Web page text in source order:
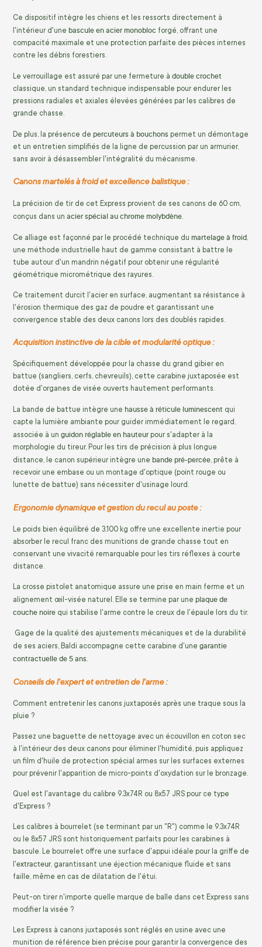
Ce dispositif intègre les chiens et les ressorts directement à
l'intérieur d'une bascule en acier monobloc forgé, offrant une
compacité maximale et une protection parfaite des pièces internes
contre les débris forestiers.
Le verrouillage est assuré par une fermeture à double crochet
classique, un standard technique indispensable pour endurer les
pressions radiales et axiales élevées générées par les calibres de
grande chasse.
De plus, la présence de percuteurs à bouchons permet un démontage
et un entretien simplifiés de la ligne de percussion par un armurier,
sans avoir à désassembler l'intégralité du mécanisme.
Canons martelés à froid et excellence balistique :
La précision de tir de cet Express provient de ses canons de 60 cm,
conçus dans un acier spécial au chrome molybdène
Ce alliage est façonné par le procédé technique du martelage à froid
une méthode industrielle haut de gamme consistant à battre le
tube autour d'un mandrin négatif pour obtenir une régularité
géométrique micrométrique des rayures.
Ce traitement durcit l'acier en surface, augmentant sa résistance à
l'érosion thermique des gaz de poudre et garantissant une
convergence stable des deux canons lors des doublés rapides.
Acquisition instinctive de la cible et modularité optique :
Spécifiquement développée pour la chasse du grand gibier en
battue (sangliers, cerfs, chevreuils), cette carabine juxtaposée est
dotée d'organes de visée ouverts hautement performants.
La bande de battue intègre une hausse à réticule luminescent qui
capte la lumière ambiante pour guider immédiatement le regard,
associée à un guidon réglable en hauteur pour s'adapter à la
morphologie du tireur. Pour les tirs de précision à plus longue
distance, le canon supérieur intègre une bande pré-percée, prête à
recevoir une embase ou un montage d'optique (point rouge ou
lunette de battue) sans nécessiter d'usinage lourd.
Ergonomie dynamique et gestion du recul au poste :
Le poids bien équilibré de 3,100 kg offre une excellente inertie pour
absorber le recul franc des munitions de grande chasse tout en
conservant une vivacité remarquable pour les tirs réflexes à courte
distance.
La crosse pistolet anatomique assure une prise en main ferme et un
alignement œil-visée naturel. Elle se termine par une plaque de
couche noire qui stabilise l'arme contre le creux de l'épaule lors du tir.
Gage de la qualité des ajustements mécaniques et de la durabilité
de ses aciers, Baldi accompagne cette carabine d'une garantie
contractuelle de 5 ans.
Conseils de l'expert et entretien de l'arme :
Comment entretenir les canons juxtaposés après une traque sous la
pluie ?
Passez une baguette de nettoyage avec un écouvillon en coton sec
à l'intérieur des deux canons pour éliminer l'humidité, puis appliquez
un film d'huile de protection spécial armes sur les surfaces externes
pour prévenir l'apparition de micro-points d'oxydation sur le bronzage.
Quel est l'avantage du calibre 9.3x74R ou 8x57 JRS pour ce type
d'Express ?
Les calibres à bourrelet (se terminant par un "R") comme le 9.3x74R
ou le 8x57 JRS sont historiquement parfaits pour les carabines à
bascule. Le bourrelet offre une surface d'appui idéale pour la griffe de
l'extracteur, garantissant une éjection mécanique fluide et sans
faille, même en cas de dilatation de l'étui.
Peut-on tirer n'importe quelle marque de balle dans cet Express sans
modifier la visée ?
Les Express à canons juxtaposés sont réglés en usine avec une
munition de référence bien précise pour garantir la convergence des